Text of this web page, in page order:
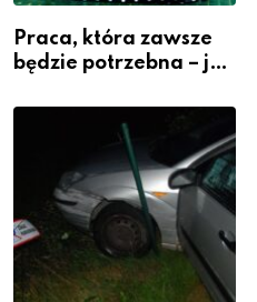
Praca, która zawsze
będzie potrzebna – jak
zawodem przyszłości i
gdzie się go nauczyć?